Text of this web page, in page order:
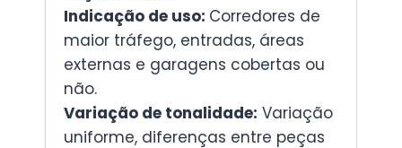
Indicação de uso: Corredores de
maior tráfego, entradas, áreas
externas e garagens cobertas ou
não.
Variação de tonalidade: Variação
uniforme, diferenças entre peças